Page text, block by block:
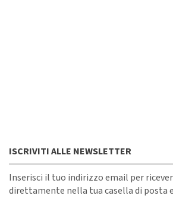
ISCRIVITI ALLE NEWSLETTER
Inserisci il tuo indirizzo email per
direttamente nella tua casella di posta